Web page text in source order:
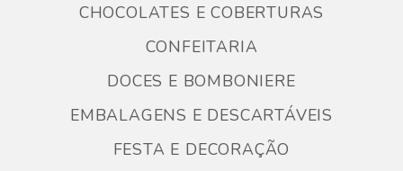
CHOCOLATES E COBERTURAS
CONFEITARIA
DOCES E BOMBONIERE
EMBALAGENS E DESCARTÁVEIS
FESTA E DECORAÇÃO